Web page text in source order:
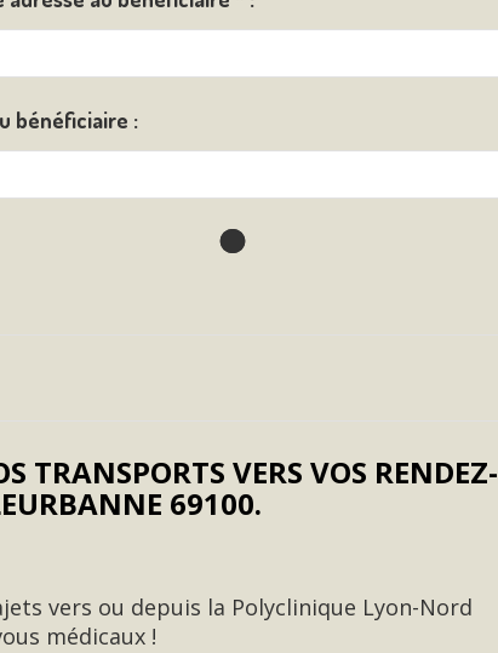
bénéficiaire :
TRANSPORTS VERS VOS RENDEZ-
69100.
vers ou depuis la Polyclinique Lyon-Nord
médicaux !